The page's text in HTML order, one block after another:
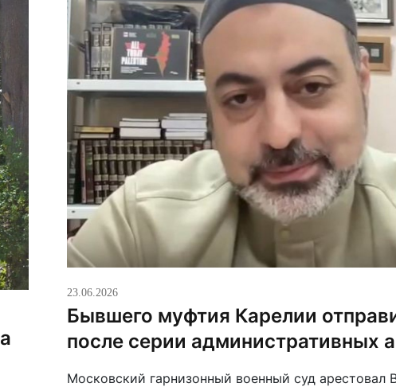
23.06.2026
Бывшего муфтия Карелии
после серии административных
Московский гарнизонный военный суд арестовал